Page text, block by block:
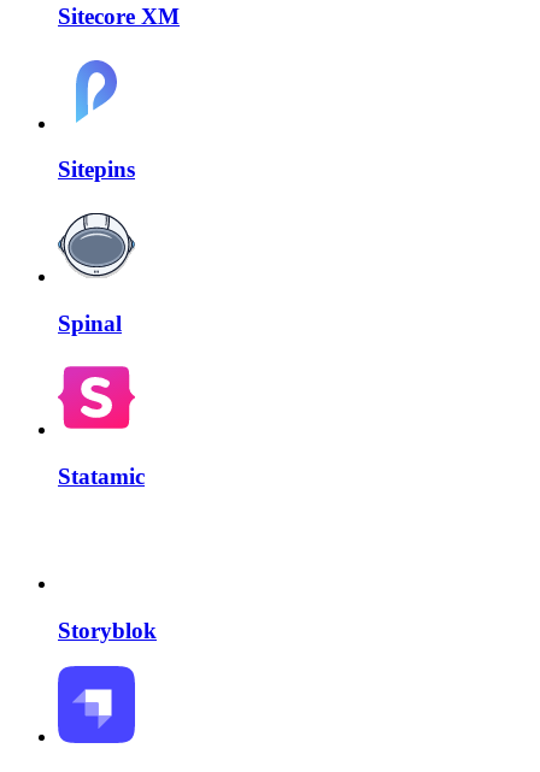
Sitecore XM
Sitepins
Spinal
Statamic
Storyblok